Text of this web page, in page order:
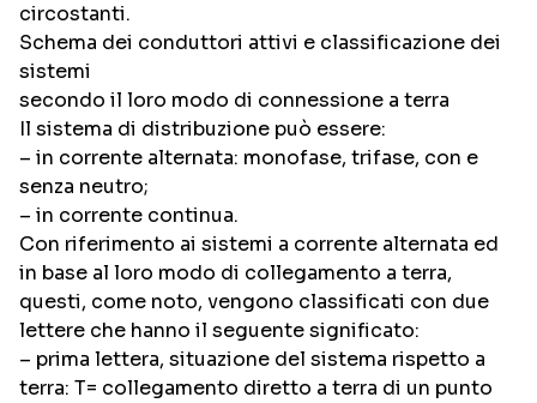
circostanti.
Schema dei conduttori attivi e classificazione dei
sistemi
secondo il loro modo di connessione a terra
Il sistema di distribuzione può essere:
– in corrente alternata: monofase, trifase, con e
senza neutro;
– in corrente continua.
Con riferimento ai sistemi a corrente alternata ed
in base al loro modo di collegamento a terra,
questi, come noto, vengono classificati con due
lettere che hanno il seguente significato:
– prima lettera, situazione del sistema rispetto a
terra: T= collegamento diretto a terra di un punto